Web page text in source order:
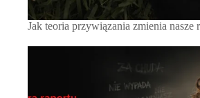
Jak teoria przywiązania zmienia nasze